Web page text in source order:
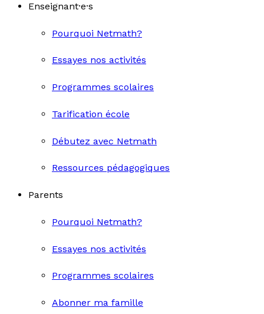
Enseignant·e·s
Pourquoi Netmath?
Essayes nos activités
Programmes scolaires
Tarification école
Débutez avec Netmath
Ressources pédagogiques
Parents
Pourquoi Netmath?
Essayes nos activités
Programmes scolaires
Abonner ma famille